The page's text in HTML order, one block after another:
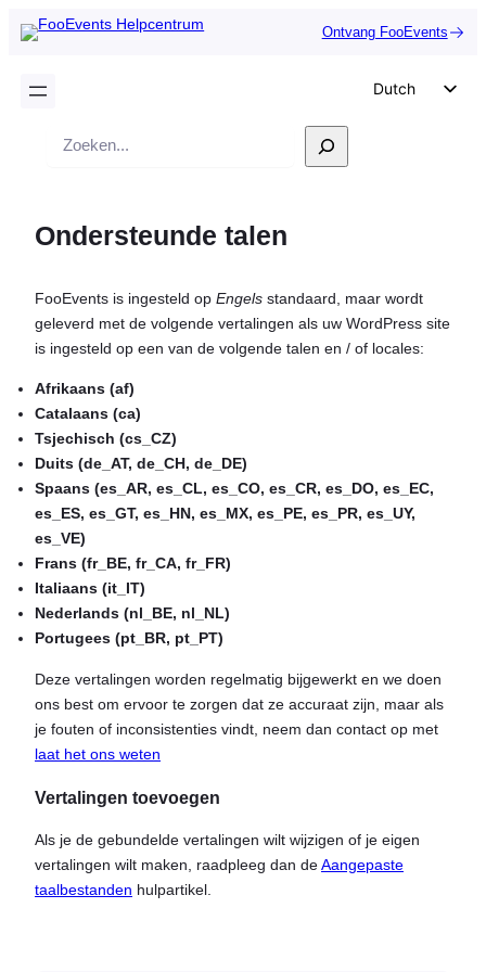
Ontvang FooEvents
Dutch
French
Polish
Zoek
Ondersteunde talen
FooEvents is ingesteld op Engels standaard, maar wordt
geleverd met de volgende vertalingen als uw WordPress site
is ingesteld op een van de volgende talen en / of locales:
Afrikaans (af)
Catalaans (ca)
Tsjechisch (cs_CZ)
Duits (de_AT, de_CH, de_DE)
Spaans (es_AR, es_CL, es_CO, es_CR, es_DO, es_EC,
es_ES, es_GT, es_HN, es_MX, es_PE, es_PR, es_UY,
es_VE)
Frans (fr_BE, fr_CA, fr_FR)
Italiaans (it_IT)
Nederlands (nl_BE, nl_NL)
Portugees (pt_BR, pt_PT)
Deze vertalingen worden regelmatig bijgewerkt en we doen
ons best om ervoor te zorgen dat ze accuraat zijn, maar als
je fouten of inconsistenties vindt, neem dan contact op met
laat het ons weten
Vertalingen toevoegen
Als je de gebundelde vertalingen wilt wijzigen of je eigen
vertalingen wilt maken, raadpleeg dan deAangepaste
taalbestanden hulpartikel.